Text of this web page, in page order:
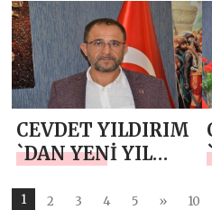
CEVDET YILDIRIM
`DAN YENİ YIL
1 2 3 4 5 » 10